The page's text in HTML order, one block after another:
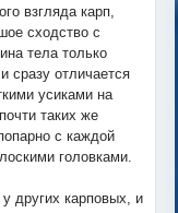
взгляда карп,
сходство с
тела только
сразу отличается
усиками на
таких же
с каждой
головками.
других карповых, и